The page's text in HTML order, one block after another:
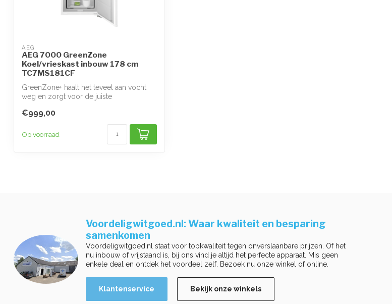
AEG
AEG 7000 GreenZone
Koel/vrieskast inbouw 178 cm
TC7MS181CF
GreenZone+ haalt het teveel aan vocht
weg en zorgt voor de juiste
€999,00
Op voorraad
Voordeligwitgoed.nl: Waar kwaliteit en besparing
samenkomen
Voordeligwitgoed.nl staat voor topkwaliteit tegen onverslaanbare prijzen. Of het
nu inbouw of vrijstaand is, bij ons vind je altijd het perfecte apparaat. Mis geen
enkele deal en ontdek het voordeel zelf. Bezoek nu onze winkel of online.
Klantenservice Bekijk onze winkels